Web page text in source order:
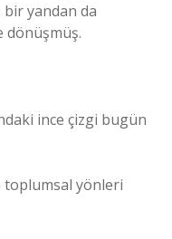
yandan da
dönüşmüş.
ince çizgi bugün
toplumsal yönleri